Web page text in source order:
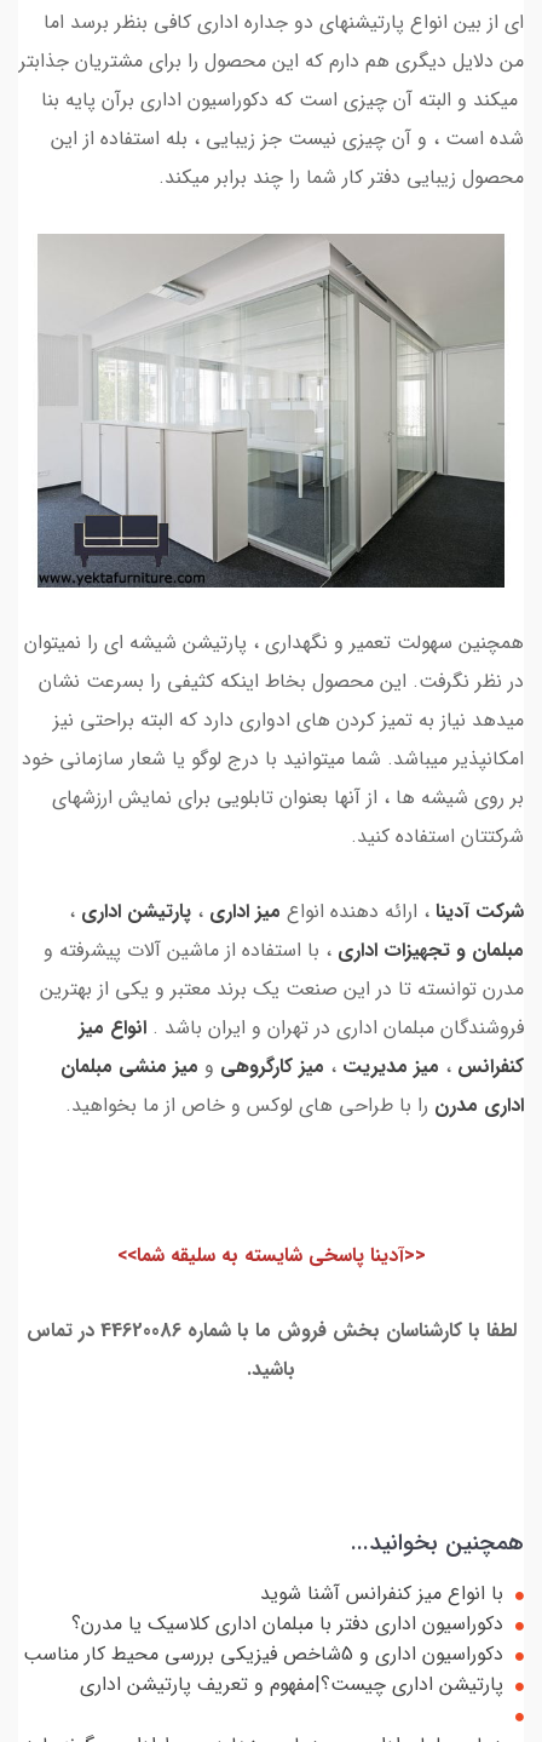
ای از بین انواع پارتیشنهای دو جداره اداری کافی بنظر برسد اما
من دلایل دیگری هم دارم که این محصول را برای مشتریان جذابتر
میکند و البته آن چیزی است که دکوراسیون اداری برآن پایه بنا
شده است ، و آن چیزی نیست جز زیبایی ، بله استفاده از این
محصول زیبایی دفتر کار شما را چند برابر میکند.
همچنین سهولت تعمیر و نگهداری ، پارتیشن شیشه ای را نمیتوان
در نظر نگرفت. این محصول بخاط اینکه کثیفی را بسرعت نشان
میدهد نیاز به تمیز کردن های ادواری دارد که البته براحتی نیز
امکانپذیر میباشد. شما میتوانید با درج لوگو یا شعار سازمانی خود
بر روی شیشه ها ، از آنها بعنوان تابلویی برای نمایش ارزشهای
شرکتتان استفاده کنید.
شرکت آدینا ، ارائه دهنده انواع میز اداری ، پارتیشن اداری ،
مبلمان و تجهیزات اداری ، با استفاده از ماشین آلات پیشرفته و
مدرن توانسته تا در این صنعت یک برند معتبر و یکی از بهترین
فروشندگان مبلمان اداری در تهران و ایران باشد . انواع میز
کنفرانس ، میز مدیریت ، میز کارگروهی و میز منشی مبلمان
اداری مدرن را با طراحی های لوکس و خاص از ما بخواهید.
<<آدینا پاسخی شایسته به سلیقه شما>>
لطفا با کارشناسان بخش فروش ما با شماره 44620086 در تماس
باشید.
همچنین بخوانید...
با انواع میز کنفرانس آشنا شوید
دکوراسیون اداری دفتر با مبلمان اداری کلاسیک یا مدرن؟
دکوراسیون اداری و 5شاخص فیزیكی بررسی محیط كار مناسب
پارتیشن اداری چیست؟|مفهوم و تعریف پارتیشن اداری